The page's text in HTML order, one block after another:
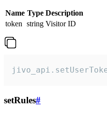
Name Type Description
token string Visitor ID
setRules#